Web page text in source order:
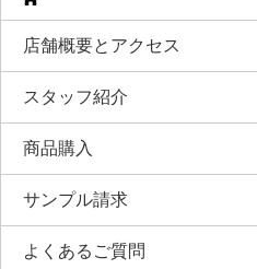
店舗概要とアクセス
スタッフ紹介
商品購入
サンプル請求
よくあるご質問